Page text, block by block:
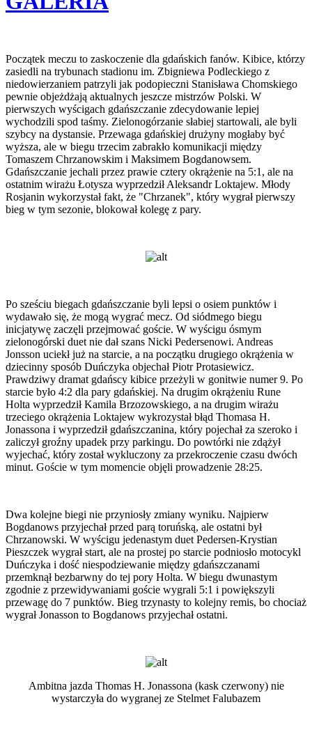
Początek meczu to zaskoczenie dla gdańskich fanów. Kibice, którzy
zasiedli na trybunach stadionu im. Zbigniewa Podleckiego z
niedowierzaniem patrzyli jak podopieczni Stanisława Chomskiego
pewnie objeżdżają aktualnych jeszcze mistrzów Polski. W
pierwszych wyścigach gdańszczanie zdecydowanie lepiej
wychodzili spod taśmy. Zielonogórzanie słabiej startowali, ale byli
szybcy na dystansie. Przewaga gdańskiej drużyny mogłaby być
wyższa, ale w biegu trzecim zabrakło komunikacji między
Tomaszem Chrzanowskim i Maksimem Bogdanowsem.
Gdańszczanie jechali przez prawie cztery okrążenie na 5:1, ale na
ostatnim wirażu Łotysza wyprzedził Aleksandr Loktajew. Młody
Rosjanin wykorzystał fakt, że "Chrzanek", który wygrał pierwszy
bieg w tym sezonie, blokował kolegę z pary.
Po sześciu biegach gdańszczanie byli lepsi o osiem punktów i
wydawało się, że mogą wygrać mecz. Od siódmego biegu
inicjatywę zaczęli przejmować goście. W wyścigu ósmym
zielonogórski duet nie dał szans Nicki Pedersenowi. Andreas
Jonsson uciekł już na starcie, a na początku drugiego okrążenia w
dziecinny sposób Duńczyka objechał Piotr Protasiewicz.
Prawdziwy dramat gdańscy kibice przeżyli w gonitwie numer 9. Po
starcie było 4:2 dla pary gdańskiej. Na drugim okrążeniu Rune
Holta wyprzedził Kamila Brzozowskiego, a na drugim wirażu
trzeciego okrążenia Loktajew wykrozystał błąd Thomasa H.
Jonassona i wyprzedził gdańszczanina, który pojechał za szeroko i
zaliczył groźny upadek przy parkingu. Do powtórki nie zdążył
wyjechać, który został wykluczony za przekroczenie czasu dwóch
minut. Goście w tym momencie objęli prowadzenie 28:25.
Dwa kolejne biegi nie przyniosły zmiany wyniku. Najpierw
Bogdanows przyjechał przed parą toruńską, ale ostatni był
Chrzanowski. W wyścigu jedenastym duet Pedersen-Krystian
Pieszczek wygrał start, ale na prostej po starcie podniosło motocykl
Duńczyka i dość niespodziewanie między gdańszczanami
przemknął bezbarwny do tej pory Holta. W biegu dwunastym
zgodnie z przewidywaniami goście wygrali 5:1 i powiększyli
przewagę do 7 punktów. Bieg trzynasty to kolejny remis, bo chociaż
wygrał Jonasson to Bogdanows przyjechał ostatni.
Ambitna jazda Thomas H. Jonassona (kask czerwony) nie
wystarczyła do wygranej ze Stelmet Falubazem